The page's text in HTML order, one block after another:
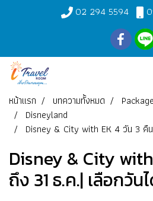
02 294 5594
หน้าแรก บทความทั้งหมด
Disneyland
Disney & City with EK 4 วัน 3 คืน
Disney & City
ถึง 31 ธ.ค.| เลือกวัน